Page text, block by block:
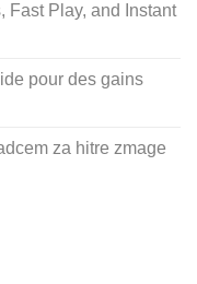
Fast Play, and Instant
pour des gains
za hitre zmage